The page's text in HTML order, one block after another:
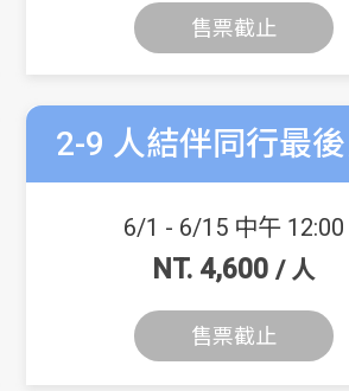
售票截止
2-9 人結伴同行最
6/1 - 6/15 中午 12:00
NT. 4,600 / 人
售票截止